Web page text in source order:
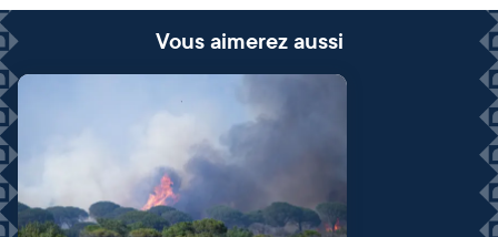
Vous aimerez aussi